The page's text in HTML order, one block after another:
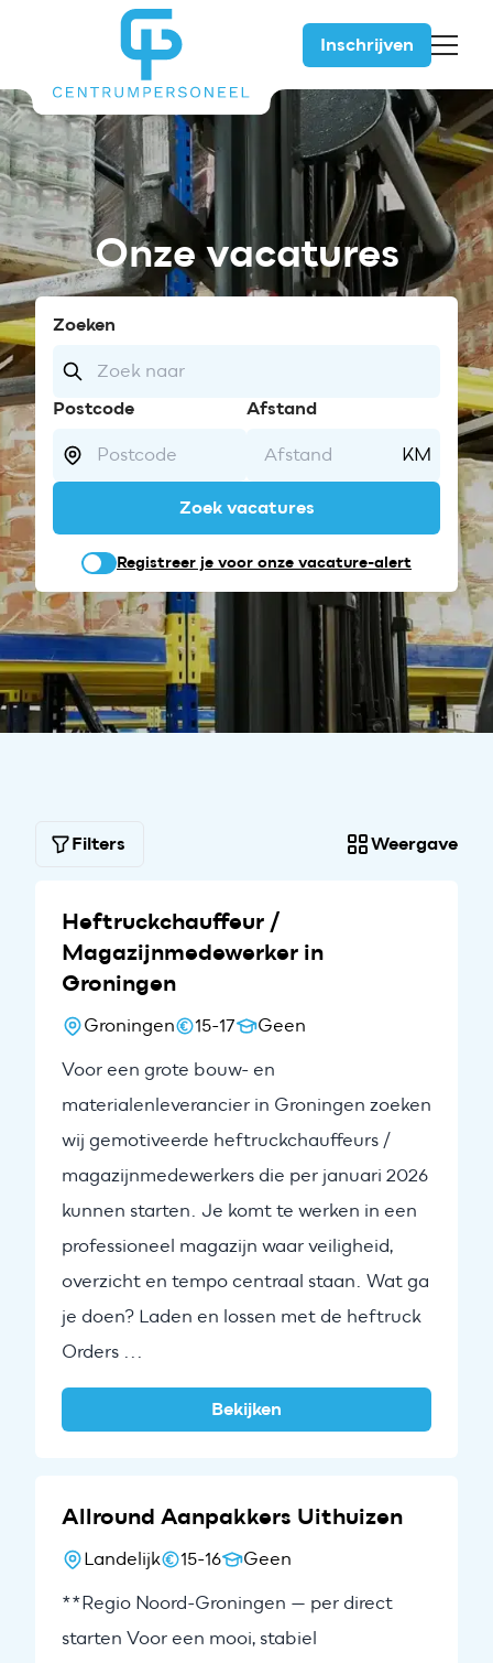
Inschrijven
Onzevacatures
Zoeken
Postcode Afstand
KM
Zoek vacatures
Registreer je voor onze vacature-alert
Filters Weergave
Heftruckchauffeur /
Magazijnmedewerker in
Groningen
Groningen 15-17 Geen
Voor een grote bouw- en
materialenleverancier in Groningen zoeken
wij gemotiveerde heftruckchauffeurs /
magazijnmedewerkers die per januari 2026
kunnen starten. Je komt te werken in een
professioneel magazijn waar veiligheid,
overzicht en tempo centraal staan. Wat ga
je doen? Laden en lossen met de heftruck
Orders ...
Bekijken
Allround Aanpakkers Uithuizen
Landelijk 15-16 Geen
**Regio Noord-Groningen — per direct
starten Voor een mooi, stabiel